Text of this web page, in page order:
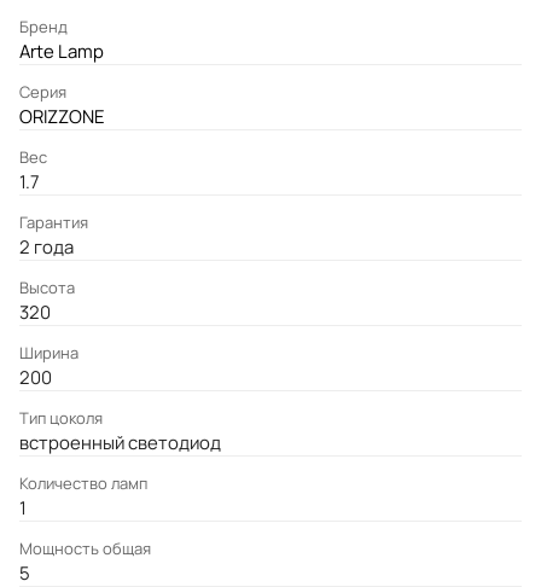
Бренд
Arte Lamp
Серия
ORIZZONE
Вес
1.7
Гарантия
2 года
Высота
320
Ширина
200
Тип цоколя
встроенный светодиод
Количество ламп
1
Мощность общая
5